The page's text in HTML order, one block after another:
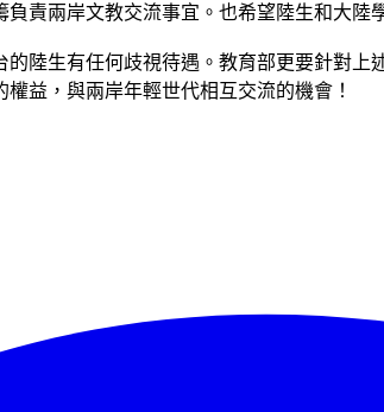
責兩岸文教交流事宜。也希望陸生和大陸
陸生有任何歧視待遇。教育部更要針對
益，與兩岸年輕世代相互交流的機會！